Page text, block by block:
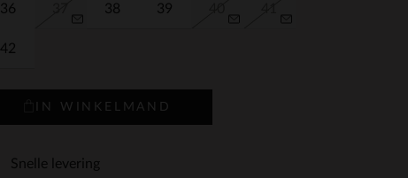
36 38 39
42
IN WINKELMAND
Snelle levering